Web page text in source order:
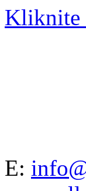
Kliknite
E: